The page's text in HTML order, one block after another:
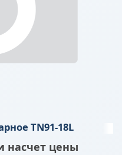
TN91-18L
насчет цены